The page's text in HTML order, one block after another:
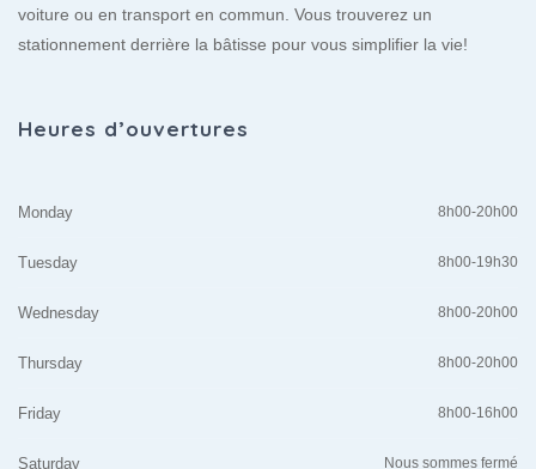
voiture ou en transport en commun. Vous trouverez un
stationnement derrière la bâtisse pour vous simplifier la vie!
Heures d’ouvertures
Monday 8h00-20h00
Tuesday 8h00-19h30
Wednesday 8h00-20h00
Thursday 8h00-20h00
Friday 8h00-16h00
Saturday Nous sommes fermé